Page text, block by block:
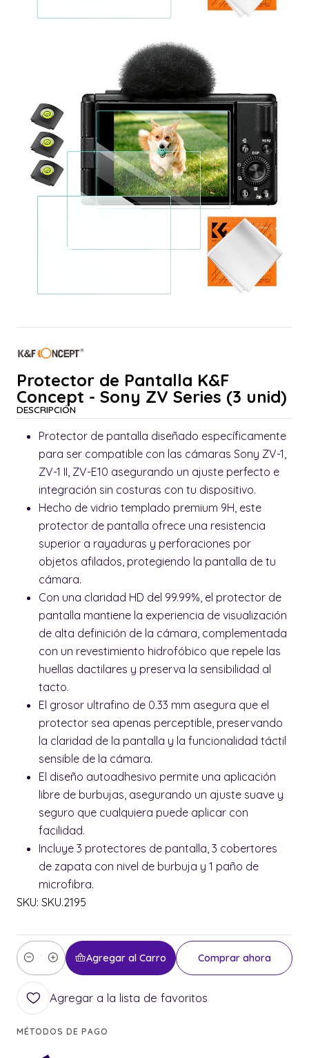
Protector de Pantalla K&F
Concept - Sony ZV Series (3 unid)
DESCRIPCIÓN
Protector de pantalla diseñado específicamente
para ser compatible con las cámaras Sony ZV-1,
ZV-1 II, ZV-E10 asegurando un ajuste perfecto e
integración sin costuras con tu dispositivo.
Hecho de vidrio templado premium 9H, este
protector de pantalla ofrece una resistencia
superior a rayaduras y perforaciones por
objetos afilados, protegiendo la pantalla de tu
cámara.
Con una claridad HD del 99.99%, el protector de
pantalla mantiene la experiencia de visualización
de alta definición de la cámara, complementada
con un revestimiento hidrofóbico que repele las
huellas dactilares y preserva la sensibilidad al
tacto.
El grosor ultrafino de 0.33 mm asegura que el
protector sea apenas perceptible, preservando
la claridad de la pantalla y la funcionalidad táctil
sensible de la cámara.
El diseño autoadhesivo permite una aplicación
libre de burbujas, asegurando un ajuste suave y
seguro que cualquiera puede aplicar con
facilidad.
Incluye 3 protectores de pantalla, 3 cobertores
de zapata con nivel de burbuja y 1 paño de
microfibra.
SKU: SKU.2195
Cantidad
Agregar al Carro Comprar ahora
Agregar a la lista de favoritos
MÉTODOS DE PAGO